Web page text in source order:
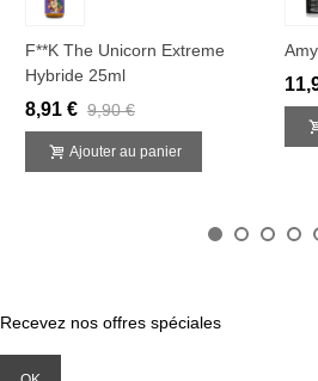
F**k The Unicorn Extreme
Hybride 25ml
8,91 € 9,90 €
Ajouter au panier
Recevez nos offres spéciales